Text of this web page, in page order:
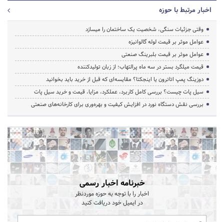
اخبار مرتبط با حوزه
وقتی جزئیات سنگی، شخصیت یک ساختمان را میسازد
عوامل موثر بر قیمت لوله گالوانیزه
عوامل موثر بر قیمت بلبرینگ صنعتی
قیمت میلگرد بستر در سه ماه پرالتهاب؛ از زبان تولیدکننده
دوزینگ پمپ اتاترون یا اینجکتا؟ مقایسه‌ای که قبل از خرید باید بخوانید
سیل پات چیست؟ بررسی کامل کاربرد، عملکرد، مزایا، قیمت و خرید سیل پات
بررسی نقش دستگاه نورد در افزایش کیفیت و بهره‌وری برای کارخانه‌های صنعتی
خبرنامه اخبار رسمی
اخبار را با توجه به حوزه موردنظر
در ایمیل خود دریافت کنید